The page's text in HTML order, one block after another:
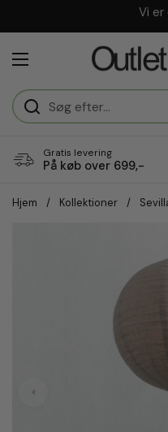
Åbn menuen
Gratis levering
På køb over 699,-
Hjem / Kollektioner /